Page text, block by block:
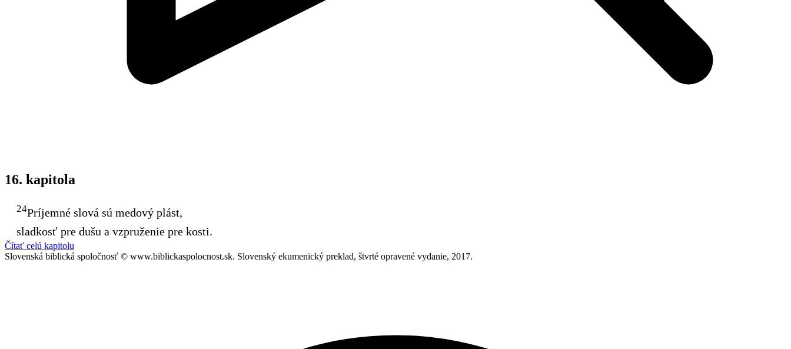
16. kapitola
24Príjemné slová sú medový plást,
sladkosť pre dušu a vzpruženie pre kosti.
Čítať celú kapitolu
Slovenská biblická spoločnosť © www.biblickaspolocnost.sk. Slovenský ekumenický preklad, štvrté opravené vydanie, 2017.